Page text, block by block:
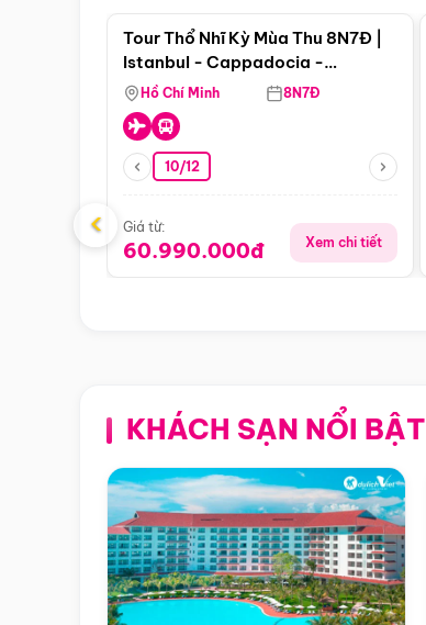
Tour Thổ Nhĩ Kỳ Mùa Thu 8N7Đ |
Istanbul - Cappadocia -
Pamukkale
Hồ Chí Minh 8N7Đ
10/12
Giá từ:
60.990.000đ Xem chi tiết
‹
KHÁCH SẠN NỔI BẬT